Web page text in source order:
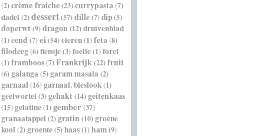
(2)crème fraîche(23)currypasta(7)
dadel (2)dessert(57)dille(7)dip(5)
doperwt(9)dragon (12)druivenblad
(1)eend (7)ei(54)eieren(1)feta(8)
filodeeg(6)flensje(3)foelie(1)forel
(1)framboos(7)Frankrijk(22)fruit
(6)galanga (5)garam masala (2)
garnaal(16)garnaal. bieslook(1)
geelwortel (3)gehakt(14)geitenkaas
(15)gelatine(1)gember(37)
granaatappel (2)gratin (10)groene
kool (2)groente(5)haas(1)ham(9)